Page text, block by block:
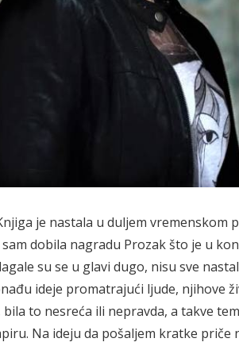
je nastala u duljem vremenskom
dobila nagradu Prozak što je u
su se u glavi dugo, nisu sve
ideje promatrajući ljude, njihove
to nesreća ili nepravda, a takve
Na ideju da pošaljem kratke priče